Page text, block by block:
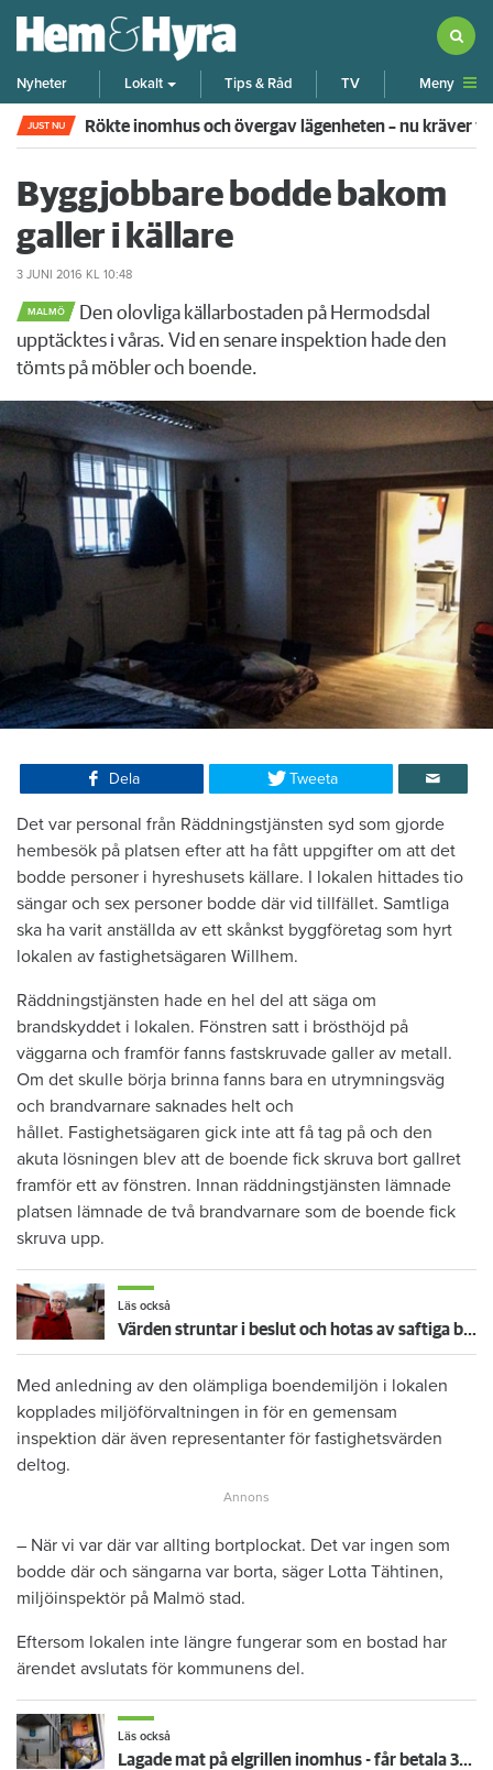
Nyheter Lokalt Tips & Råd TV Meny
JUST NU Rökte inomhus och övergav lägenheten – nu kräver
Byggjobbare bodde bakom
galler i källare
3 JUNI 2016 KL 10:48
MALMÖ
Den olovliga källarbostaden på Hermodsdal
upptäcktes i våras. Vid en senare inspektion hade den
tömts på möbler och boende.
Dela Tweeta
Det var personal från Räddningstjänsten syd som gjorde
hembesök på platsen efter att ha fått uppgifter om att det
bodde personer i hyreshusets källare. I lokalen hittades tio
sängar och sex personer bodde där vid tillfället. Samtliga
ska ha varit anställda av ett skånkst byggföretag som hyrt
lokalen av fastighetsägaren Willhem.
Räddningstjänsten hade en hel del att säga om
brandskyddet i lokalen. Fönstren satt i brösthöjd på
väggarna och framför fanns fastskruvade galler av metall.
Om det skulle börja brinna fanns bara en utrymningsväg
och brandvarnare saknades helt och
hållet. Fastighetsägaren gick inte att få tag på och den
akuta lösningen blev att de boende fick skruva bort gallret
framför ett av fönstren. Innan räddningstjänsten lämnade
platsen lämnade de två brandvarnare som de boende fick
skruva upp.
Läs också
Värden struntar i beslut och hotas av saftiga böter – men Inga-Lill slipper i alla fall mössen: ”Hälsa och tacka”
Med anledning av den olämpliga boendemiljön i lokalen
kopplades miljöförvaltningen in för en gemensam
inspektion där även representanter för fastighetsvärden
deltog.
– När vi var där var allting bortplockat. Det var ingen som
bodde där och sängarna var borta, säger Lotta Tähtinen,
miljöinspektör på Malmö stad.
Eftersom lokalen inte längre fungerar som en bostad har
ärendet avslutats för kommunens del.
Läs också
Lagade mat på elgrillen inomhus - får betala 364 000 kronor i skadestånd